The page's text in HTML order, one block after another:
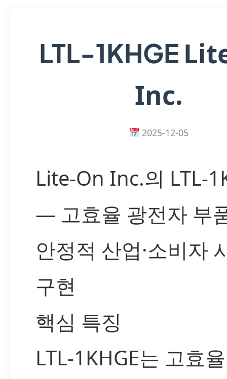
LTL-1KHGE
Inc.
2025-12-05
Lite-On Inc.의 LTL-
— 고효율 광전자 부
안정적 산업·소비자
구현
핵심 특징
LTL-1KHGE는 고효